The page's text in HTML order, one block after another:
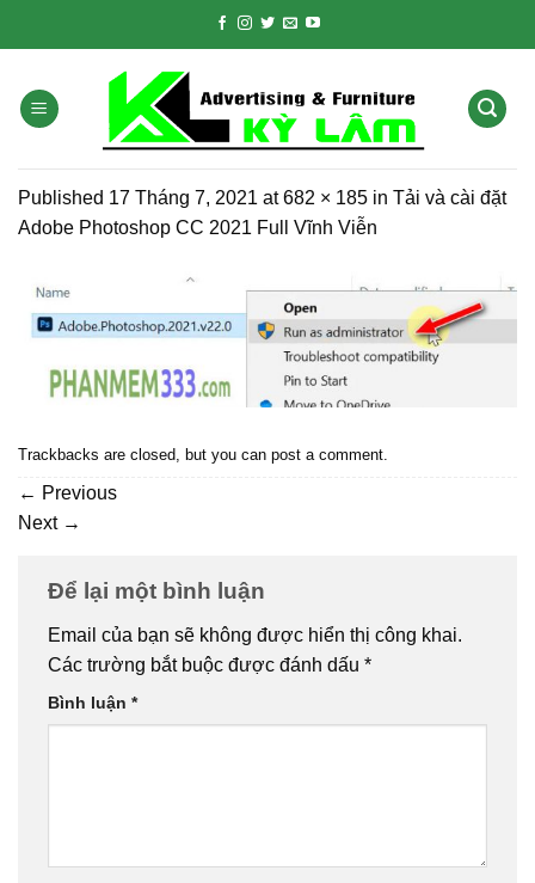
Published 17 Tháng 7, 2021 at682 × 185 in Tải và cài đặt
Adobe Photoshop CC 2021 Full Vĩnh Viễn
Trackbacks are closed, but you can post a comment
← Previous
Next →
Để lại một bình luận
Email của bạn sẽ không được hiển thị công khai.
Các trường bắt buộc được đánh dấu *
Bình luận *